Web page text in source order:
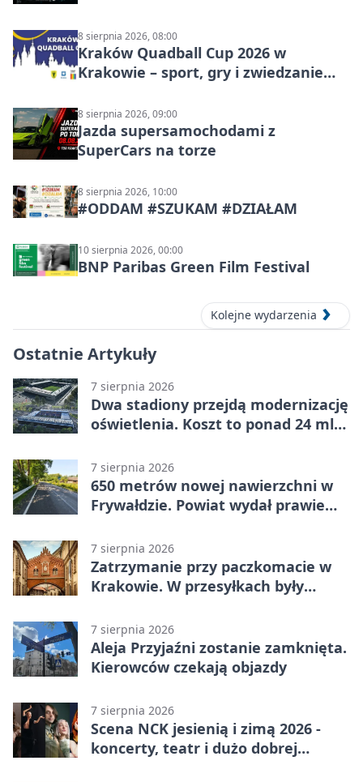
8 sierpnia 2026, 08:00
Kraków Quadball Cup 2026 w
Krakowie – sport, gry i zwiedzanie
8 sierpnia 2026, 09:00
Jazda supersamochodami z
SuperCars na torze
8 sierpnia 2026, 10:00
#ODDAM #SZUKAM #DZIAŁAM
10 sierpnia 2026, 00:00
BNP Paribas Green Film Festival
Kolejne wydarzenia
Ostatnie Artykuły
7 sierpnia 2026
Dwa stadiony przejdą modernizację
oświetlenia. Koszt to ponad 24 mln
7 sierpnia 2026
650 metrów nowej nawierzchni w
Frywałdzie. Powiat wydał prawie
7 sierpnia 2026
Zatrzymanie przy paczkomacie w
Krakowie. W przesyłkach były
7 sierpnia 2026
Aleja Przyjaźni zostanie zamknięta.
Kierowców czekają objazdy
7 sierpnia 2026
Scena NCK jesienią i zimą 2026 -
koncerty, teatr i dużo dobrej